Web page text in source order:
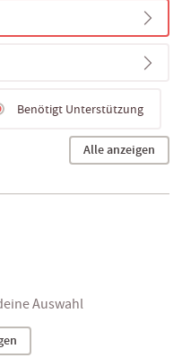
Alle anzeigen
Benötigt Unterstützung
Auswahl